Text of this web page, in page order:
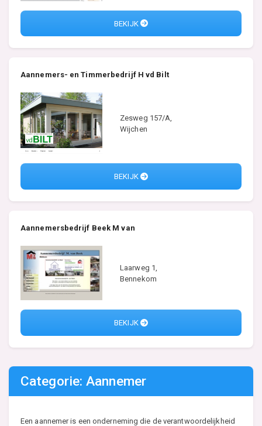
BEKIJK
Aannemers- en Timmerbedrijf H vd Bilt
Zesweg 157/A,
Wijchen
BEKIJK
Aannemersbedrijf Beek M van
Laarweg 1,
Bennekom
BEKIJK
Categorie: Aannemer
Een aannemer is een onderneming die de verantwoordelijkheid